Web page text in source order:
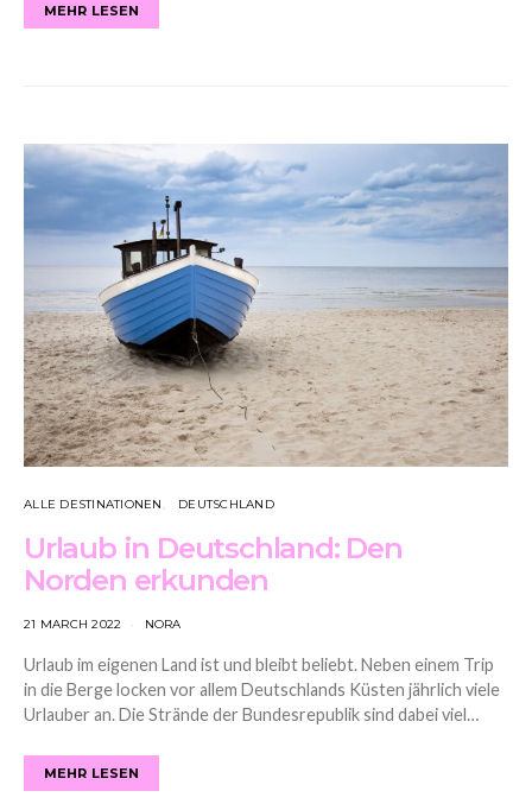
MEHR LESEN
ALLE DESTINATIONEN DEUTSCHLAND
Urlaub in Deutschland: Den
Norden erkunden
21 MARCH 2022 NORA
Urlaub im eigenen Land ist und bleibt beliebt. Neben einem Trip
in die Berge locken vor allem Deutschlands Küsten jährlich viele
Urlauber an. Die Strände der Bundesrepublik sind dabei viel…
MEHR LESEN